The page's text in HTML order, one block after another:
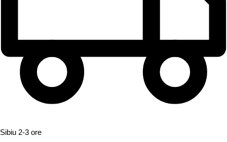
Sibiu 2-3 ore